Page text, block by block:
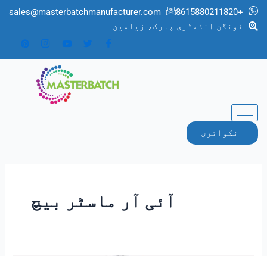
+8615880211820
sales@masterbatchmanufacturer.com
ٹونگن انڈسٹری پارک، زیامین
انکوائری
آئی آر ماسٹر بیچ
صفحہ
بندی